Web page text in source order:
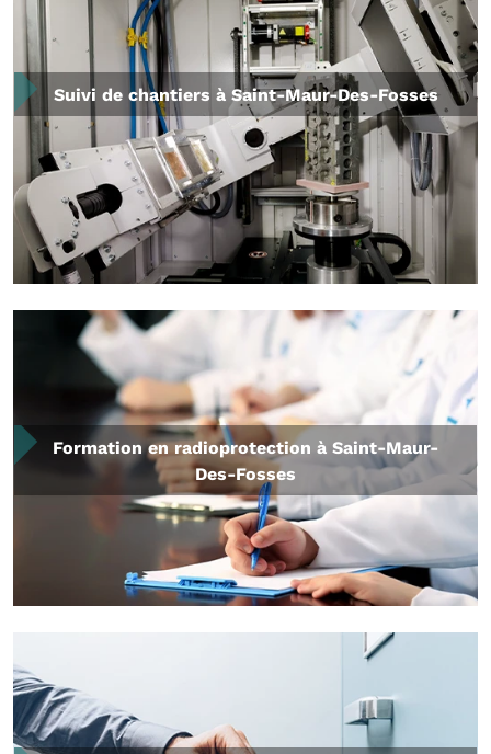
Suivi de chantiers à Saint-Maur-Des-Fosses
Formation en radioprotection à Saint-Maur-
Des-Fosses